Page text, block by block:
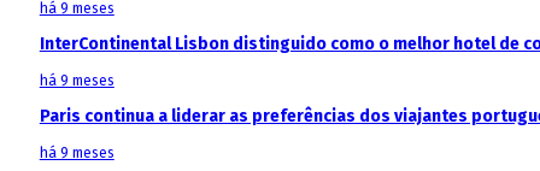
há 9 meses
InterContinental Lisbon distinguido como o melhor hotel de
há 9 meses
Paris continua a liderar as preferências dos viajantes
há 9 meses